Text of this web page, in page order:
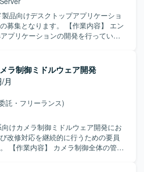
本設計から評価まで幅広い工程に関
下流まで一貫した経験を積むことが
能としてカード認証・顔認証などの
製品向けデスクトップアプリケーショ
ます。 【作業内容】 エン
プリケーションの開発を行っていた
仕様や要件を
・実装・テストまで推進していただ
】 要件定義
から下流まで一貫して携わることが
プリケーション開発の経験を幅広く
クトップアプリケーション開発となり
面開発も行っていただきます。
ラ制御ミドルウェア開発
月
託・フリーランス)
向けカメラ制御ミドルウェア開発にお
改修対応を継続的に行うための要員